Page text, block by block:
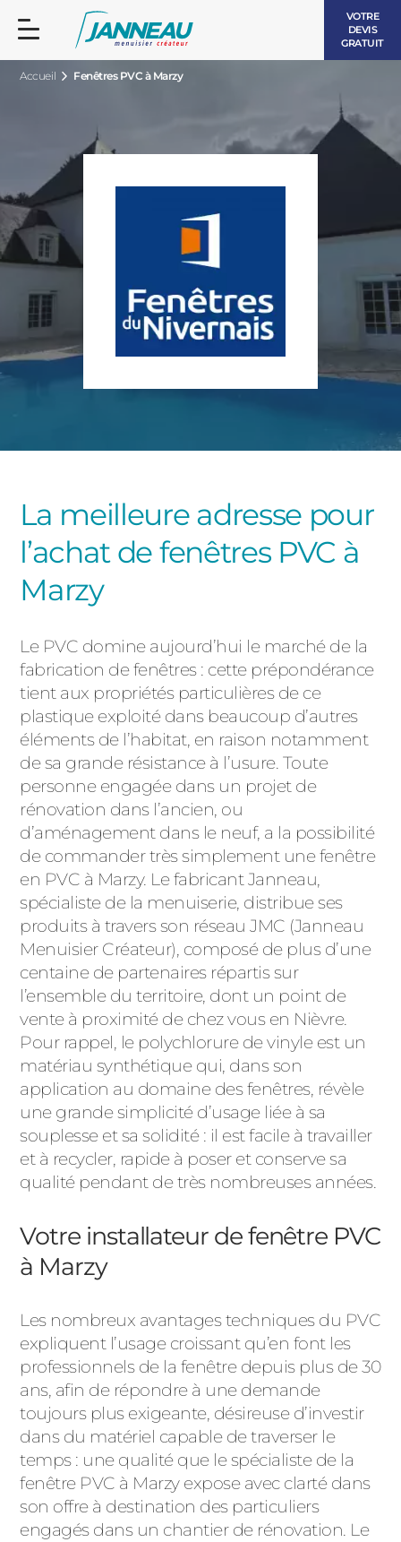
VOTRE
DEVIS
GRATUIT
Accueil Fenêtres PVC à Marzy
La meilleure adresse pour
l’achat de fenêtres PVC à
Marzy
Le PVC domine aujourd’hui le marché de la
fabrication de fenêtres : cette prépondérance
tient aux propriétés particulières de ce
plastique exploité dans beaucoup d’autres
éléments de l’habitat, en raison notamment
de sa grande résistance à l’usure. Toute
personne engagée dans un projet de
rénovation dans l’ancien, ou
d’aménagement dans le neuf, a la possibilité
de commander très simplement une fenêtre
en PVC à Marzy. Le fabricant Janneau,
spécialiste de la menuiserie, distribue ses
produits à travers son réseau JMC (Janneau
Menuisier Créateur), composé de plus d’une
centaine de partenaires répartis sur
l’ensemble du territoire, dont un point de
vente à proximité de chez vous en Nièvre.
Pour rappel, le polychlorure de vinyle est un
matériau synthétique qui, dans son
application au domaine des fenêtres, révèle
une grande simplicité d’usage liée à sa
souplesse et sa solidité : il est facile à travailler
et à recycler, rapide à poser et conserve sa
qualité pendant de très nombreuses années.
Votre installateur de fenêtre PVC
à Marzy
Les nombreux avantages techniques du PVC
expliquent l’usage croissant qu’en font les
professionnels de la fenêtre depuis plus de 30
ans, afin de répondre à une demande
toujours plus exigeante, désireuse d’investir
dans du matériel capable de traverser le
temps : une qualité que le spécialiste de la
fenêtre PVC à Marzy expose avec clarté dans
son offre à destination des particuliers
engagés dans un chantier de rénovation. Le
FENÊTRES ET PORTES-FENÊTRES
BOIS
ALUMINIUM
ACIER
BAIES VITRÉES
PORTES D’ENTRÉE
LES CONTEMPORAINES
LES INTEMPORELLES
LES LUMINEUSES
VOLETS ROULANTS
CLÔTURES